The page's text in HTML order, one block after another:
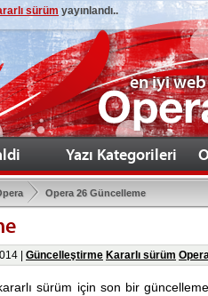
sürümyayınlandı..
en iyi
Yazı Kategorileri
Opera 26 Güncelleme
Güncelleştirme Kararlı sürüm
sürüm için son bir